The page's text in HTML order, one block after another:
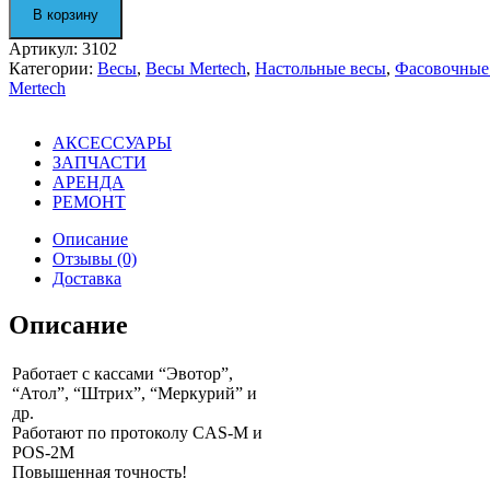
весы
ER
326
AFU-
15.1
LED
3102
В корзину
Артикул: 3102
Категории: Весы, Весы Mertech, Настольные весы,
Mertech
АКСЕССУАРЫ
ЗАПЧАСТИ
АРЕНДА
РЕМОНТ
Описание
Отзывы (0)
Доставка
Описание
Работает с кассами “Эвотор”,
“Атол”, “Штрих”, “Меркурий” и
др.
Работают по протоколу CAS-M и
POS-2M
Повышенная точность!